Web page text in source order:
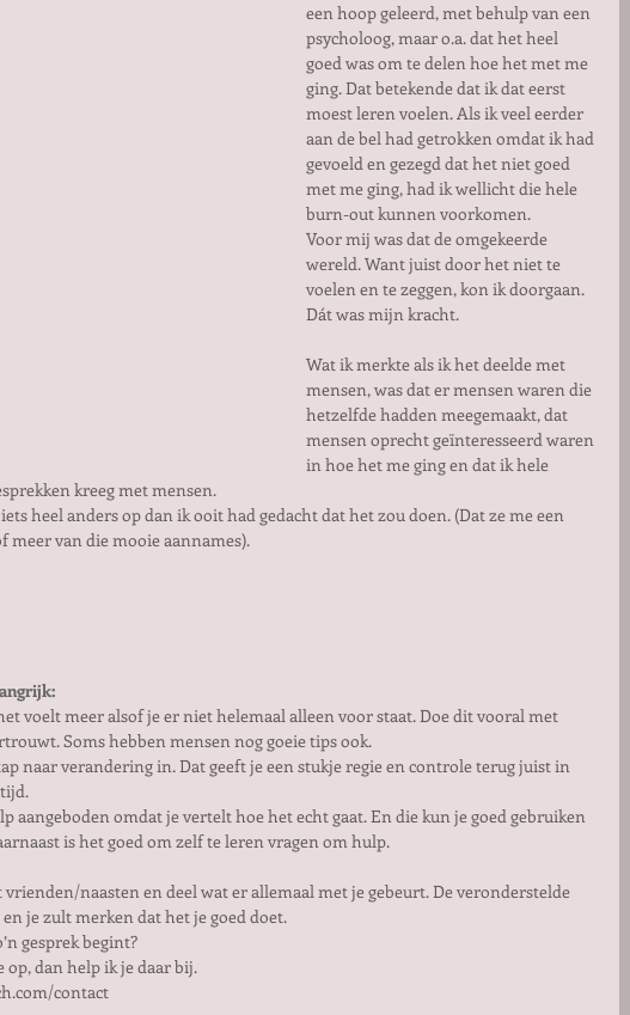
een hoop geleerd, met behulp van een
psycholoog, maar o.a. dat het heel
goed was om te delen hoe het met me
ging. Dat betekende dat ik dat eerst
moest leren voelen. Als ik veel eerder
aan de bel had getrokken omdat ik had
gevoeld en gezegd dat het niet goed
met me ging, had ik wellicht die hele
burn-out kunnen voorkomen.
Voor mij was dat de omgekeerde
wereld. Want juist door het niet te
voelen en te zeggen, kon ik doorgaan.
Dát was mijn kracht.
Wat ik merkte als ik het deelde met
mensen, was dat er mensen waren die
hetzelfde hadden meegemaakt, dat
mensen oprecht geïnteresseerd waren
in hoe het me ging en dat ik hele
kreeg met mensen.
heel anders op dan ik ooit had gedacht dat het zou doen. (Dat ze me een
meer van die mooie aannames).
voelt meer alsof je er niet helemaal alleen voor staat. Doe dit vooral met
Soms hebben mensen nog goeie tips ook.
naar verandering in. Dat geeft je een stukje regie en controle terug juist in
aangeboden omdat je vertelt hoe het echt gaat. En die kun je goed gebruiken
is het goed om zelf te leren vragen om hulp.
vrienden/naasten en deel wat er allemaal met je gebeurt. De veronderstelde
je zult merken dat het je goed doet.
gesprek begint?
dan help ik je daar bij.
contact